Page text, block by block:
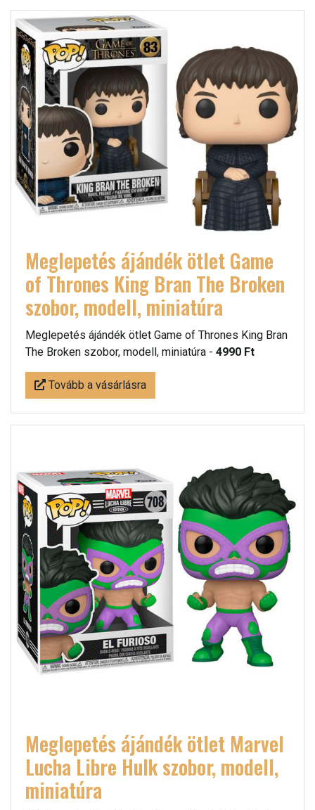
Meglepetés ájándék ötlet Game
of Thrones King Bran The Broken
szobor, modell, miniatúra
Meglepetés ájándék ötlet Game of Thrones King Bran
The Broken szobor, modell, miniatúra - 4990 Ft
Tovább a vásárlásra
Meglepetés ájándék ötlet Marvel
Lucha Libre Hulk szobor, modell,
miniatúra